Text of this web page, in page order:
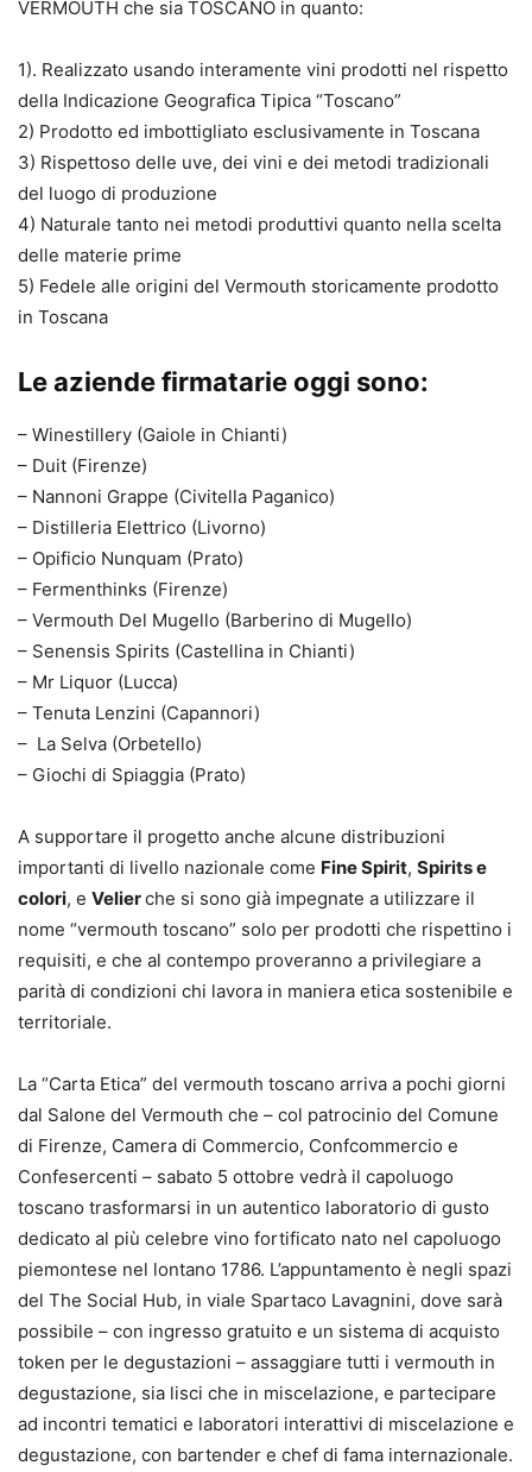
VERMOUTH che sia TOSCANO in quanto:
1). Realizzato usando interamente vini prodotti nel rispetto
della Indicazione Geografica Tipica “Toscano”
2) Prodotto ed imbottigliato esclusivamente in Toscana
3) Rispettoso delle uve, dei vini e dei metodi tradizionali
del luogo di produzione
4) Naturale tanto nei metodi produttivi quanto nella scelta
delle materie prime
5) Fedele alle origini del Vermouth storicamente prodotto
in Toscana
Le aziende firmatarie oggi sono:
– Winestillery (Gaiole in Chianti)
– Duit (Firenze)
– Nannoni Grappe (Civitella Paganico)
– Distilleria Elettrico (Livorno)
– Opificio Nunquam (Prato)
– Fermenthinks (Firenze)
– Vermouth Del Mugello (Barberino di Mugello)
– Senensis Spirits (Castellina in Chianti)
– Mr Liquor (Lucca)
– Tenuta Lenzini (Capannori)
– La Selva (Orbetello)
– Giochi di Spiaggia (Prato)
A supportare il progetto anche alcune distribuzioni
importanti di livello nazionale come Fine Spirit, Spirits e
colori, e Velierche si sono già impegnate a utilizzare il
nome “vermouth toscano” solo per prodotti che rispettino i
requisiti, e che al contempo proveranno a privilegiare a
parità di condizioni chi lavora in maniera etica sostenibile e
territoriale.
La “Carta Etica” del vermouth toscano arriva a pochi giorni
dal Salone del Vermouth che – col patrocinio del Comune
di Firenze, Camera di Commercio, Confcommercio e
Confesercenti – sabato 5 ottobre vedrà il capoluogo
toscano trasformarsi in un autentico laboratorio di gusto
dedicato al più celebre vino fortificato nato nel capoluogo
piemontese nel lontano 1786. L’appuntamento è negli spazi
del The Social Hub, in viale Spartaco Lavagnini, dove sarà
possibile – con ingresso gratuito e un sistema di acquisto
token per le degustazioni – assaggiare tutti i vermouth in
degustazione, sia lisci che in miscelazione, e partecipare
ad incontri tematici e laboratori interattivi di miscelazione e
degustazione, con bartender e chef di fama internazionale.